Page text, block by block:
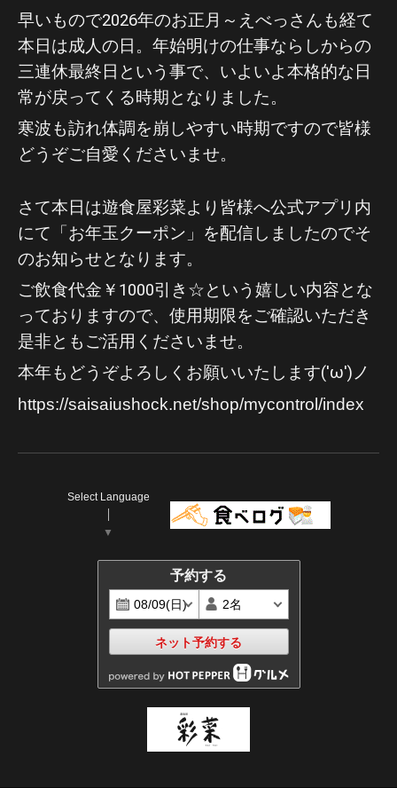
早いもので2026年のお正月～えべっさんも経て
本日は成人の日。年始明けの仕事ならしからの
三連休最終日という事で、いよいよ本格的な日
常が戻ってくる時期となりました。
寒波も訪れ体調を崩しやすい時期ですので皆様
どうぞご自愛くださいませ。
さて本日は遊食屋彩菜より皆様へ公式アプリ内
にて「お年玉クーポン」を配信しましたのでそ
のお知らせとなります。
ご飲食代金￥1000引き☆という嬉しい内容とな
っておりますので、使用期限をご確認いただき
是非ともご活用くださいませ。
本年もどうぞよろしくお願いいたします('ω')ノ
https://saisaiushock.net/shop/mycontrol/index
Select Language
▼
予約する
ネット予約する